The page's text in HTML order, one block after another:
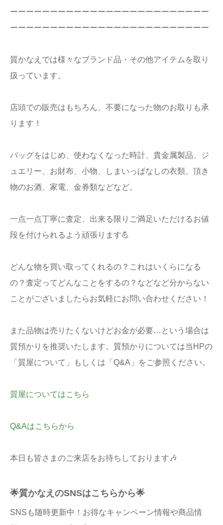
ーーーーーーーーーーーーーーーーーーーーーーーーー
ーーーーーーーーーーーーーーーーーーーーーーーーー
質かなえでは様々なブランド品・その他アイテムを取り
扱っています。
店頭での販売はもちろん、不要になった物のお取りも承
ります！
バッグをはじめ、使わなくなった時計、貴金属製品、ジ
ュエリー、お財布、小物、しまいっぱなしの衣類、頂き
物のお酒、家電、金券類などなど。
一点一点丁寧に査定、出来る限りご満足いただけるお値
段を付けられるよう頑張ります💪
どんな物を買い取ってくれるの？これはいくらになる
の？査定ってどんなことをするの？などなど分からない
ことがございましたらお気軽にお問い合わせください！
また品物は売りたくないけどお金が必要…という場合は
質預かりを推奨いたします。質預かりについては当HPの
「質屋について」もしくは「Q&A」をご参照ください。
質屋についてはこちら
Q&Aはこちらから
本日も皆さまのご来店をお待ちしております🎶
🌟質かなえのSNSはこちらから🌟
SNSも随時更新中！お得なキャンペーン情報や商品情